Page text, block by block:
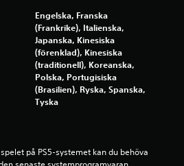
b
Engelska, Franska
(Frankrike), Italienska,
Japanska, Kinesiska
(förenklad), Kinesiska
(traditionell), Koreanska,
Polska, Portugisiska
(Brasilien), Ryska, Spanska,
Tyska
på PS5-systemet kan du behöva